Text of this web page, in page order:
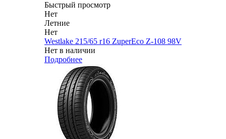
Быстрый просмотр
Нет
Летние
Нет
Westlake 215/65 r16 ZuperEco Z-108 98V
Нет в наличии
Подробнее